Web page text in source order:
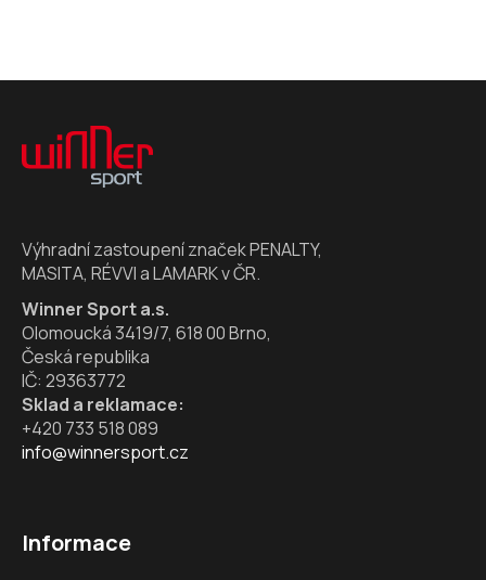
Z
Výhradní zastoupení značek PENALTY,
MASITA, RÉVVI a LAMARK v ČR.
Winner Sport a.s.
Olomoucká 3419/7, 618 00 Brno,
Česká republika
IČ: 29363772
Sklad a reklamace:
+420 733 518 089
info@winnersport.cz
Informace